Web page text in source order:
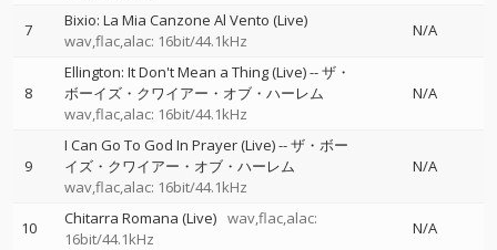
7
Bixio: La Mia Canzone Al Vento (Live)
wav,flac,alac: 16bit/44.1kHz
N/A
8
Ellington: It Don't Mean a Thing (Live)--ザ・
ボーイズ・クワイアー・オブ・ハーレム
wav,flac,alac: 16bit/44.1kHz
N/A
9
I Can Go To God In Prayer (Live)--ザ・ボー
イズ・クワイアー・オブ・ハーレム
wav,flac,alac: 16bit/44.1kHz
N/A
10 Chitarra Romana (Live) wav,flac,alac:
16bit/44.1kHz
N/A